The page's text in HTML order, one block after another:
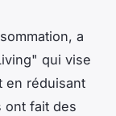
a
qui vise
en réduisant
ont fait des